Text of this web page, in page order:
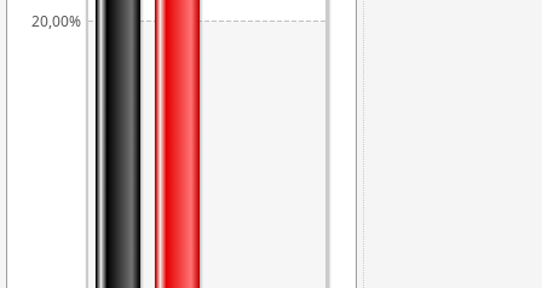
20,00%